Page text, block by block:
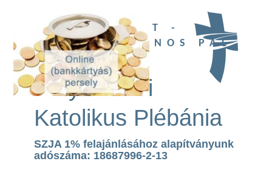
UBI DEUS EST -
SZENT II. JÁNOS PÁL
TEMPLOM
Páty Római
Katolikus Plébánia
SZJA 1% felajánlásához alapítványunk
adószáma: 18687996-2-13